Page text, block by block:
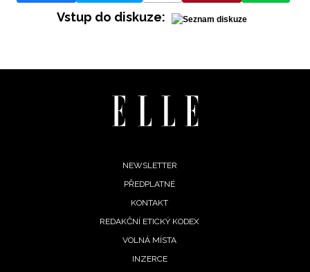
Vstup do diskuze:
NEWSLETTER
PŘEDPLATNÉ
KONTAKT
REDAKČNÍ ETICKÝ KODEX
VOLNÁ MÍSTA
INZERCE